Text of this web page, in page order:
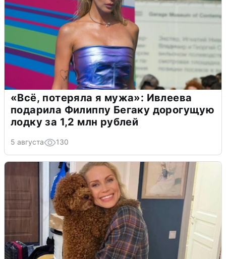
«Всё, потеряла я мужа»: Ивлеева
подарила Филиппу Бегаку дорогущую
лодку за 1,2 млн рублей
5 августа 130